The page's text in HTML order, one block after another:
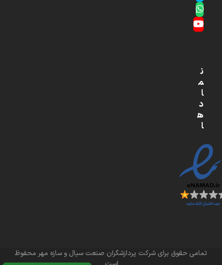
Whatsapp
YouTube
ن
م
ا
د
ه
ا
تمامی حقوق برای شرکت پردازشگران صنعت سیال و سازه مهر محفوظ